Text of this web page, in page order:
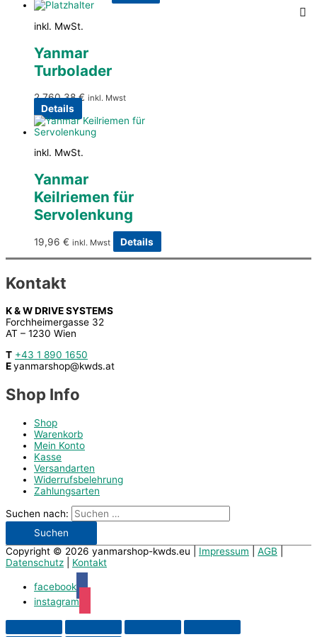
inkl. MwSt.
Yanmar
Turbolader
2.760,38€ inkl. Mwst
Details
inkl. MwSt.
Yanmar
Keilriemen für
Servolenkung
19,96 € inkl. Mwst Details
Kontakt
K & W DRIVE SYSTEMS
Forchheimergasse 32
AT – 1230 Wien
T +43 1 890 1650
Eyanmarshop@kwds.at
Shop Info
Shop
Warenkorb
Mein Konto
Kasse
Versandarten
Widerrufsbelehrung
Zahlungsarten
Suchen nach:
Copyright © 2026 yanmarshop-kwds.eu Impressum AGB
Datenschutz
Kontakt
facebook
instagram